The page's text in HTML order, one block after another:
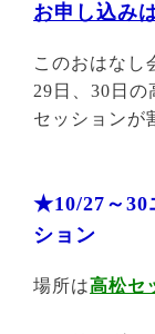
お申し込み
このおはなし
29日、30日の
セッションが
★10/27～30
ション
場所は高松セ